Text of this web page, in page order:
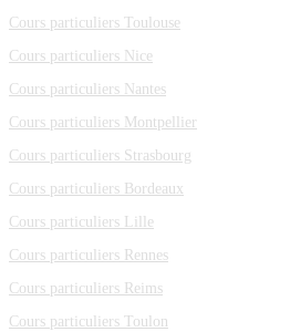
Cours particuliers Toulouse
Cours particuliers Nice
Cours particuliers Nantes
Cours particuliers Montpellier
Cours particuliers Strasbourg
Cours particuliers Bordeaux
Cours particuliers Lille
Cours particuliers Rennes
Cours particuliers Reims
Cours particuliers Toulon